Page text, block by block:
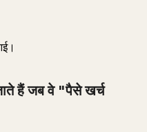
हैं जब वे "पैसे खर्च